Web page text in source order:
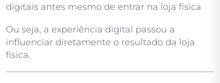
digitais antes mesmo de entrar na loja física
Ou seja, a experiência digital passou a
influenciar diretamente o resultado da loja
física.